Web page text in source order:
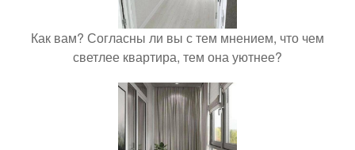
Как вам? Согласны ли вы с тем мнением, что чем
светлее квартира, тем она уютнее?